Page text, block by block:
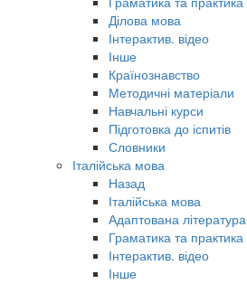
Ділова мова
Інтерактив. відео
Інше
Країнознавство
Методичні матеріали
Навчальні курси
Підготовка до іспитів
Словники
Італійська мова
Назад
Італійська мова
Адаптована література
Граматика та практика
Інтерактив. відео
Інше